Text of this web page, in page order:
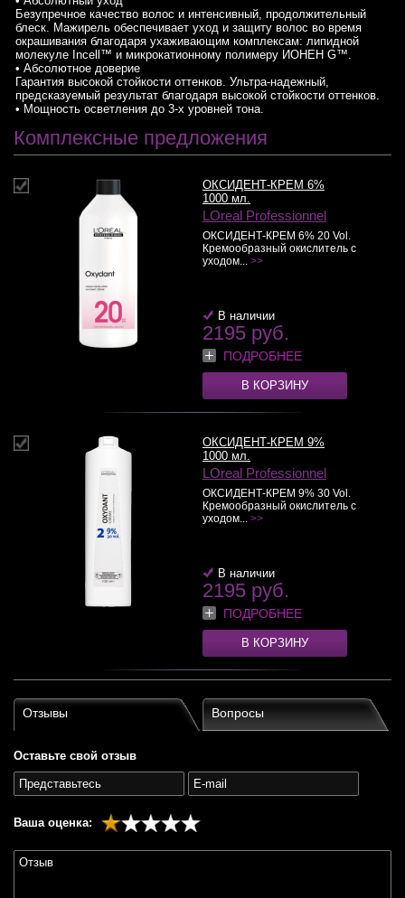
Безупречное качество волос и интенсивный, продолжительный
блеск. Мажирель обеспечивает уход и защиту волос во время
окрашивания благодаря ухаживающим комплексам: липидной
молекуле Incell™ и микрокатионному полимеру ИОНЕН G™.
• Абсолютное доверие
Гарантия высокой стойкости оттенков. Ультра-надежный,
предсказуемый результат благодаря высокой стойкости оттенков.
• Мощность осветления до 3-х уровней тона.
Комплексные предложения
ОКСИДЕНТ-КРЕМ 6%
1000 мл.
LOreal Professionnel
ОКСИДЕНТ-КРЕМ 6% 20 Vol.
Кремообразный окислитель с
уходом... >>
В наличии
2195 руб.
ПОДРОБНЕЕ
В КОРЗИНУ
ОКСИДЕНТ-КРЕМ 9%
1000 мл.
LOreal Professionnel
ОКСИДЕНТ-КРЕМ 9% 30 Vol.
Кремообразный окислитель с
уходом... >>
В наличии
2195 руб.
ПОДРОБНЕЕ
В КОРЗИНУ
Отзывы Вопросы
Оставьте свой отзыв
Ваша оценка: